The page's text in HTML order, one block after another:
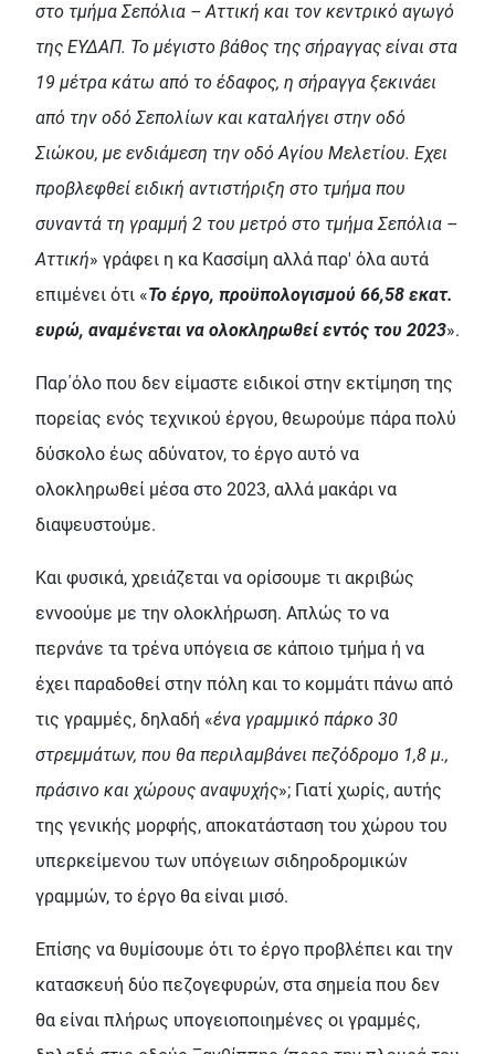
στο τμήμα Σεπόλια – Αττική και τον κεντρικό αγωγό
της ΕΥΔΑΠ. Το μέγιστο βάθος της σήραγγας είναι στα
19 μέτρα κάτω από το έδαφος, η σήραγγα ξεκινάει
από την οδό Σεπολίων και καταλήγει στην οδό
Σιώκου, με ενδιάμεση την οδό Αγίου Μελετίου. Εχει
προβλεφθεί ειδική αντιστήριξη στο τμήμα που
συναντά τη γραμμή 2 του μετρό στο τμήμα Σεπόλια –
Αττική» γράφει η κα Κασσίμη αλλά παρ' όλα αυτά
επιμένει ότι «Το έργο, προϋπολογισμού 66,58 εκατ.
ευρώ, αναμένεται να ολοκληρωθεί εντός του 2023».
Παρ΄όλο που δεν είμαστε ειδικοί στην εκτίμηση της
πορείας ενός τεχνικού έργου, θεωρούμε πάρα πολύ
δύσκολο έως αδύνατον, το έργο αυτό να
ολοκληρωθεί μέσα στο 2023, αλλά μακάρι να
διαψευστούμε.
Και φυσικά, χρειάζεται να ορίσουμε τι ακριβώς
εννοούμε με την ολοκλήρωση. Απλώς το να
περνάνε τα τρένα υπόγεια σε κάποιο τμήμα ή να
έχει παραδοθεί στην πόλη και το κομμάτι πάνω από
τις γραμμές, δηλαδή «ένα γραμμικό πάρκο 30
στρεμμάτων, που θα περιλαμβάνει πεζόδρομο 1,8 μ.,
πράσινο και χώρους αναψυχής»; Γιατί χωρίς, αυτής
της γενικής μορφής, αποκατάσταση του χώρου του
υπερκείμενου των υπόγειων σιδηροδρομικών
γραμμών, το έργο θα είναι μισό.
Επίσης να θυμίσουμε ότι το έργο προβλέπει και την
κατασκευή δύο πεζογεφυρών, στα σημεία που δεν
θα είναι πλήρως υπογειοποιημένες οι γραμμές,